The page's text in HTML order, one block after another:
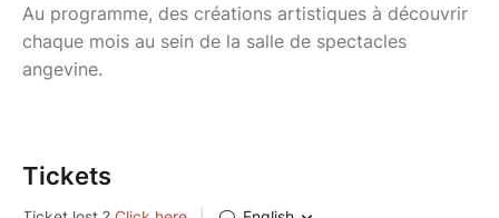
Au programme, des créations artistiques à découvrir
chaque mois au sein de la salle de spectacles
angevine.
Tickets